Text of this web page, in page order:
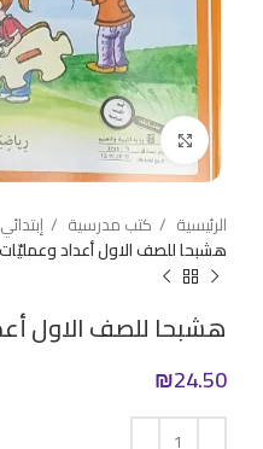
Click to enlarge
الرئيسية كتب مدرسية إبتدائي
هشبحا للصف الاول أعداد
هشبحا للصف الاول
₪24.50